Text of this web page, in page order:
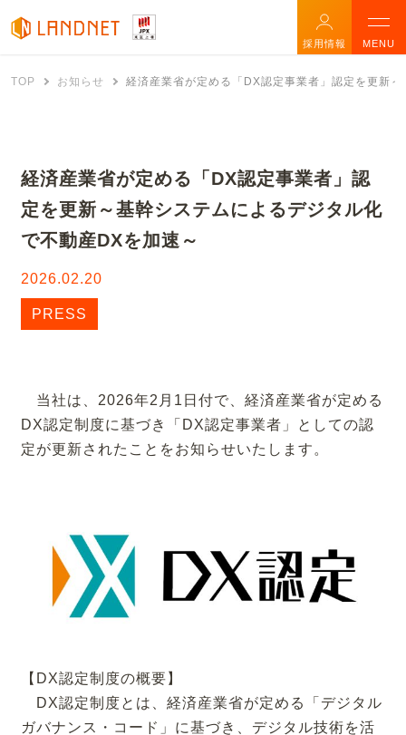
採用情報 MENU
TOP お知らせ 経済産業省が定める「DX認定事業者」認定を更新
経済産業省が定める「DX認定事業者」認
定を更新～基幹システムによるデジタル化
で不動産DXを加速～
2026.02.20
PRESS
当社は、2026年2月1日付で、経済産業省が定める
DX認定制度に基づき「DX認定事業者」としての認
定が更新されたことをお知らせいたします。
【DX認定制度の概要】
DX認定制度とは、経済産業省が定める「デジタル
ガバナンス・コード」に基づき、デジタル技術を活